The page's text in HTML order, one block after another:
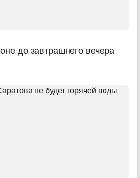
до завтрашнего вечера